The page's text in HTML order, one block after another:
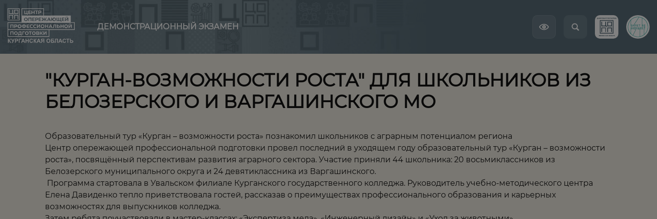
ДЕМОНСТРАЦИОННЫЙ ЭКЗАМЕН
"КУРГАН-ВОЗМОЖНОСТИ РОСТА" ДЛЯ ШКОЛЬНИКОВ ИЗ
БЕЛОЗЕРСКОГО И ВАРГАШИНСКОГО МО
Образовательный тур «Курган – возможности роста» познакомил школьников с аграрным потенциалом региона
Центр опережающей профессиональной подготовки провел последний в уходящем году образовательный тур «Курган – возможности
роста», посвящённый перспективам развития аграрного сектора. Участие приняли 44 школьника: 20 восьмиклассников из
Белозерского муниципального округа и 24 девятиклассника из Варгашинского.
Программа стартовала в Увальском филиале Курганского государственного колледжа. Руководитель учебно-методического центра
Елена Давиденко тепло приветствовала гостей, рассказав о преимуществах профессионального образования и карьерных
возможностях для выпускников колледжа.